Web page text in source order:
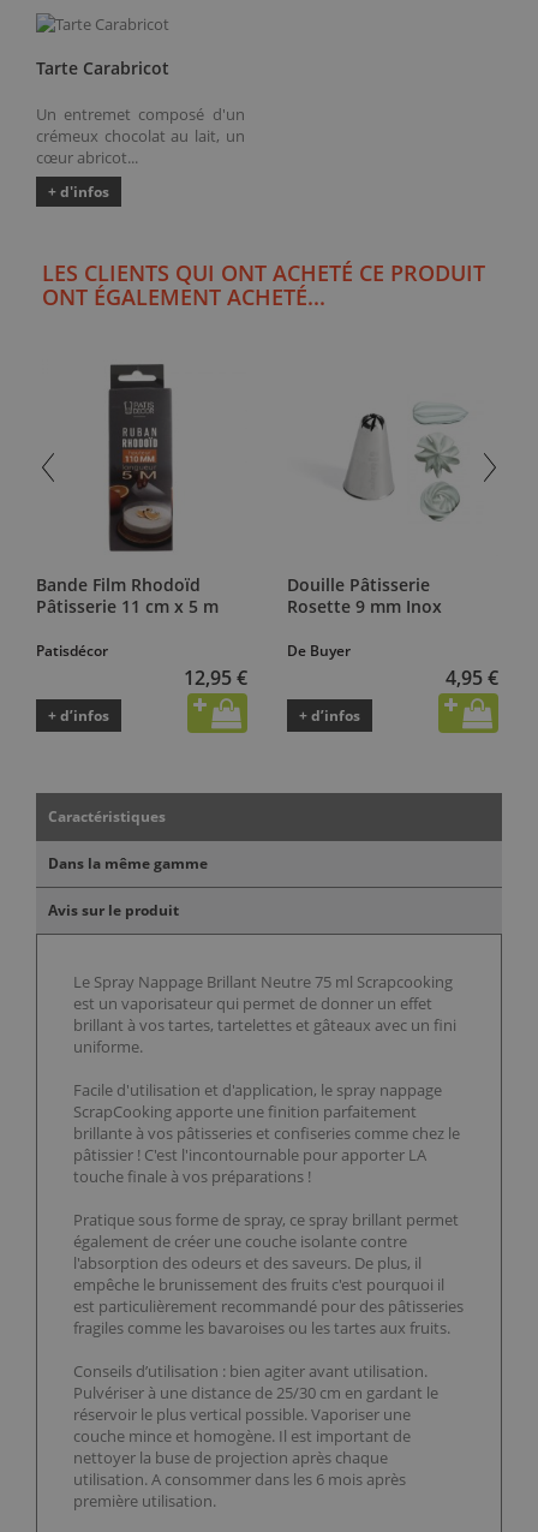
Tarte Carabricot
Un entremet composé d'un
crémeux chocolat au lait, un
cœur abricot...
+ d'infos
LES CLIENTS QUI ONT ACHETÉ CE PRODUIT
ONT ÉGALEMENT ACHETÉ...
Bande Film Rhodoïd
Pâtisserie 11 cm x 5 m
Patisdécor
12,95 €
+ d’infos
Douille Pâtisserie
Rosette 9 mm Inox
De Buyer
4,95 €
+ d’infos
Caractéristiques
Dans la même gamme
Avis sur le produit
Le Spray Nappage Brillant Neutre 75 ml Scrapcooking
est un vaporisateur qui permet de donner un effet
brillant à vos tartes, tartelettes et gâteaux avec un fini
uniforme.
Facile d'utilisation et d'application, le spray nappage
ScrapCooking apporte une finition parfaitement
brillante à vos pâtisseries et confiseries comme chez le
pâtissier ! C'est l'incontournable pour apporter LA
touche finale à vos préparations !
Pratique sous forme de spray, ce spray brillant permet
également de créer une couche isolante contre
l'absorption des odeurs et des saveurs. De plus, il
empêche le brunissement des fruits c'est pourquoi il
est particulièrement recommandé pour des pâtisseries
fragiles comme les bavaroises ou les tartes aux fruits.
Conseils d’utilisation : bien agiter avant utilisation.
Pulvériser à une distance de 25/30 cm en gardant le
réservoir le plus vertical possible. Vaporiser une
couche mince et homogène. Il est important de
nettoyer la buse de projection après chaque
utilisation. A consommer dans les 6 mois après
première utilisation.